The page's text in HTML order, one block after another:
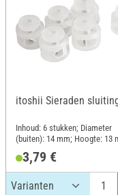
itoshii Sieraden
Inhoud: 6 stukken; Diameter
(buiten): 14 mm; Hoogte: 13
3,79 €